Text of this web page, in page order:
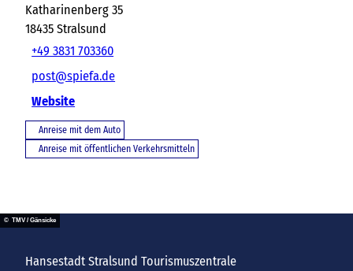
Katharinenberg 35
18435 Stralsund
+49 3831 703360
post@spiefa.de
Website
Anreise mit dem Auto
Anreise mit öffentlichen Verkehrsmitteln
© TMV / Gänsicke
Hansestadt Stralsund Tourismuszentrale